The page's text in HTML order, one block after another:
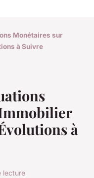
Monétaires sur
à Suivre
à
lecture